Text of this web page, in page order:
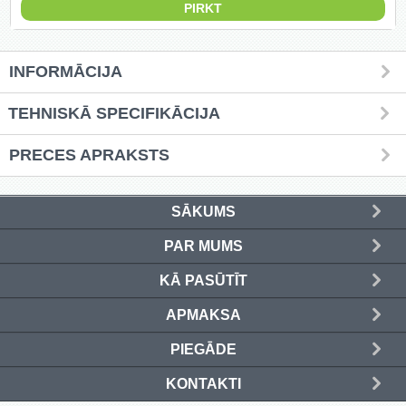
INFORMĀCIJA
TEHNISKĀ SPECIFIKĀCIJA
PRECES APRAKSTS
SĀKUMS
PAR MUMS
KĀ PASŪTĪT
APMAKSA
PIEGĀDE
KONTAKTI
Griešanas diski un zāģa asmeņi
(50)
Hidrauliskās preses (20)
Hidrauliskie instrumenti (40)
Instrumentu komplekti (554)
Instrumentu rezerves daļas (37)
Krāsošanas instrumenti (133)
Laivu dzinēji (12)